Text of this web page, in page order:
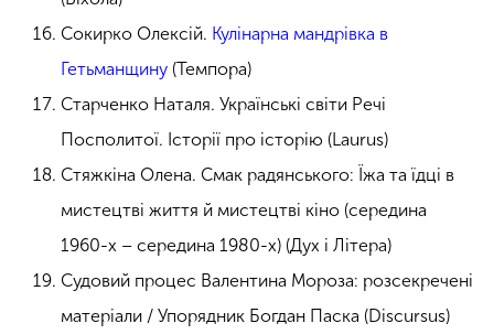
Сокирко Олексій. Кулінарна мандрівка в
Гетьманщину (Темпора)
Старченко Наталя. Українські світи Речі
Посполитої. Історії про історію (Laurus)
Стяжкіна Олена. Смак радянського: Їжа та їдці в
мистецтві життя й мистецтві кіно (середина
1960-х – середина 1980-х) (Дух і Літера)
Судовий процес Валентина Мороза: розсекречені
матеріали / Упорядник Богдан Паска (Discursus)